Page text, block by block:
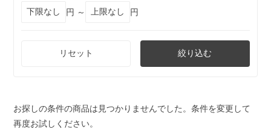
円 ～
円
リセット 絞り込む
お探しの条件の商品は見つかりませんでした。条件を変更して
再度お試しください。